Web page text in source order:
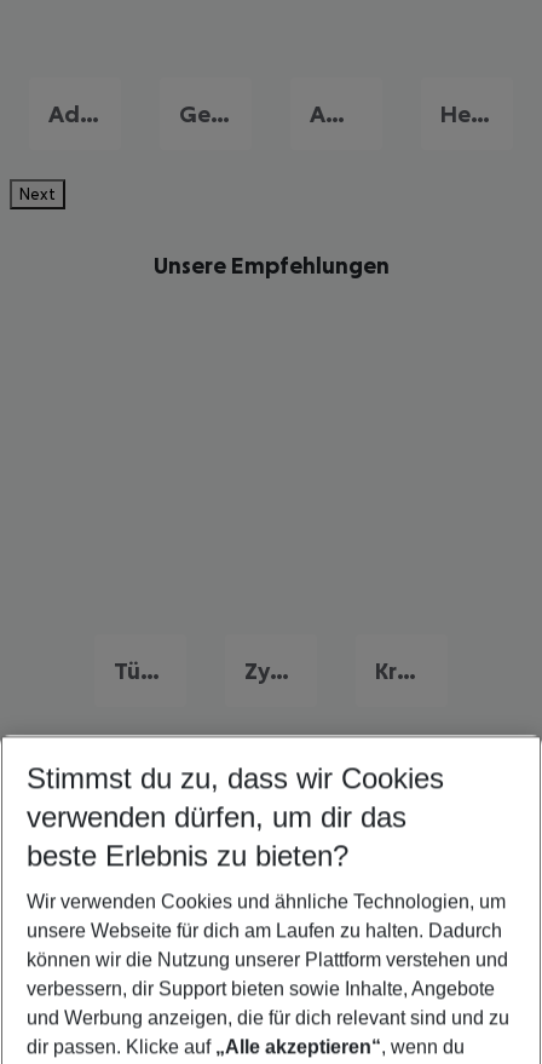
Adelianos Kambos Georgioupolis Amoudara Heraklion
Next
Unsere Empfehlungen
Türkei Frühbucher Angebote Zypern Flug & Hotel Kroatien Flug & Hotel
Quicklinks
Last Minute Kreta
Pauschalreisen Kreta
Familienurlaub Kreta
Flug & Hotel Kreta
Urlaub Kreta
Stimmst du zu, dass wir Cookies
verwenden dürfen, um dir das
beste Erlebnis zu bieten?
Wir verwenden Cookies und ähnliche Technologien, um
unsere Webseite für dich am Laufen zu halten. Dadurch
können wir die Nutzung unserer Plattform verstehen und
verbessern, dir Support bieten sowie Inhalte, Angebote
und Werbung anzeigen, die für dich relevant sind und zu
dir passen. Klicke auf „Alle akzeptieren“, wenn du